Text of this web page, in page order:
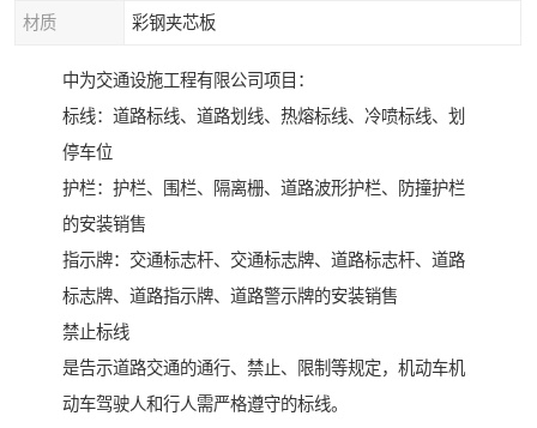
材质 彩钢夹芯板
中为交通设施工程有限公司项目：
标线：道路标线、道路划线、热熔标线、冷喷标线、划
停车位
护栏：护栏、围栏、隔离栅、道路波形护栏、防撞护栏
的安装销售
指示牌：交通标志杆、交通标志牌、道路标志杆、道路
标志牌、道路指示牌、道路警示牌的安装销售
禁止标线
是告示道路交通的通行、禁止、限制等规定，机动车机
动车驾驶人和行人需严格遵守的标线。